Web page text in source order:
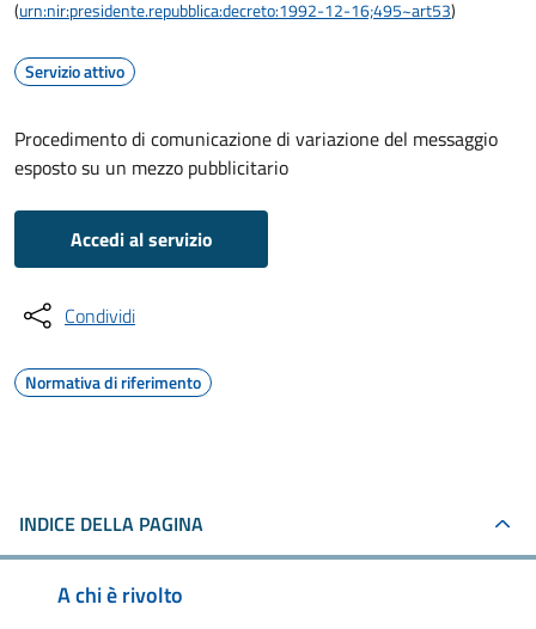
(urn:nir:presidente.repubblica:decreto:1992-12-16;495~art53)
Servizio attivo
Procedimento di comunicazione di variazione del messaggio
esposto su un mezzo pubblicitario
Accedi al servizio
Condividi
Normativa di riferimento
INDICE DELLA PAGINA
A chi è rivolto